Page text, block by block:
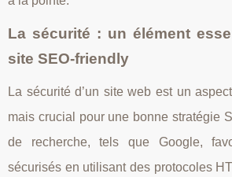
La sécurité : un élément
site SEO-friendly
La sécurité d’un site web est un
mais crucial pour une bonne stratégie
de recherche, tels que Google,
sécurisés en utilisant des protocoles